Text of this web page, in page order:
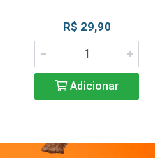
R$ 29,90
Adicionar